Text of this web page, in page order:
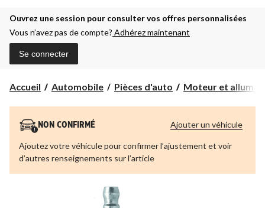
Ouvrez une session pour consulter vos offres personnalisées
Vous n’avez pas de compte? Adhérez maintenant
Se connecter
Accueil Automobile Pièces d'auto Moteur et
NON CONFIRMÉ
Ajoutez votre véhicule pour confirmer l’ajustement et voir
d’autres renseignements sur l’article
Ajouter un véhicule